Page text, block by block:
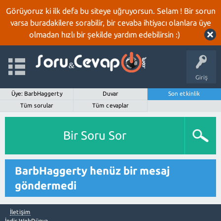
Görüyoruz ki ilk defa bu siteye uğruyorsun. Selam ! Bir sorun
varsa buradakilere sorabilir, bir cevaba ihtiyacı olanlara üye
olmadan hızlı bir şekilde yardım edebilirsin :)
Giriş
Üye: BarbHaggerty Duvar
Son etkinlik
Tüm sorular
Tüm cevaplar
Bir Soru Sor
BarbHaggerty henüz bir mesaj
göndermedi
İletişim